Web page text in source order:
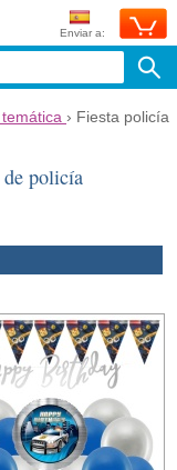
Enviar a:
› Fiesta policía
de policía